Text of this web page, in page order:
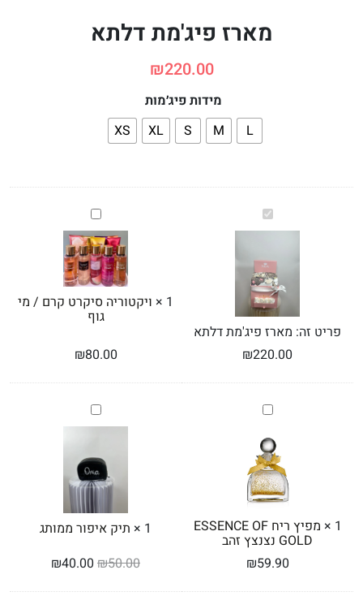
מארז פיג'מת דלתא
₪220.00
מידות פיג׳מות
L
M
S
XL
XS
מארז
פיג'מת
פריט זה: מארז פיג'מת דלתא
₪220.00
ויקטוריה
סיקרט
קרם
/
מי
גוף
1
× ויקטוריה סיקרט קרם / מי
גוף
₪80.00
מפיץ
ESSENCE
OF
GOLD
נצנצץ
זהב
1
× מפיץ ריח ESSENCE OF
GOLD נצנצץ זהב
₪59.90
תיק
איפור
1
× תיק איפור ממותג
₪50.00
₪40.00